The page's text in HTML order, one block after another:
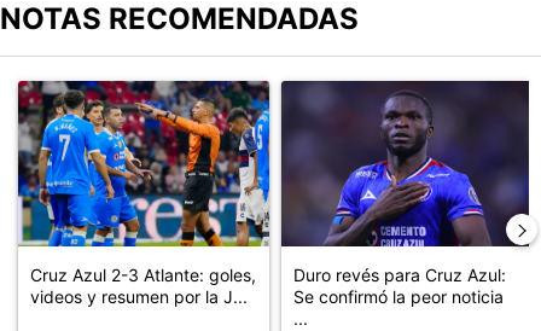
NOTAS RECOMENDADAS
Un artículo de tendencia con el título "Cruz Azul 2-3 Atlante:
Cruz Azul 2-3 Atlante: goles,
videos y resumen por la J...
Un artículo de tendencia con
Duro revés para Cruz Azul:
Se confirmó la peor noticia
...